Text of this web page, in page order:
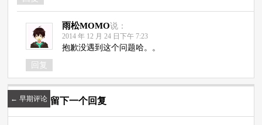
雨松MOMO说：
2014 年 12 月 24 日下午 7:23
抱歉没遇到这个问题哈。。
回复
← 早期评论 留下一个回复